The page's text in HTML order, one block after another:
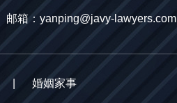
邮箱：yanping@javy-lawyers.com
婚姻家事